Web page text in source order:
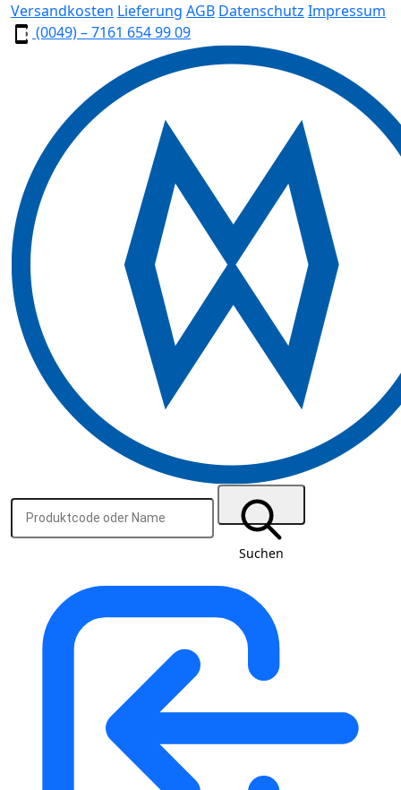
Versandkosten Lieferung AGB Datenschutz Impressum
(0049) – 7161 654 99 09
Suchen